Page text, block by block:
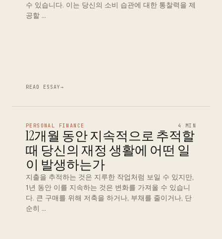
수 있습니다. 이는 당신의 소비 습관에 대한 통찰력을 제
공할 …
READ ESSAY→
PERSONAL FINANCE 4 MIN
12개월 동안 지속적으로 추적할
때 당신의 재정 생활에 어떤 일
이 발생하는가
지출을 추적하는 것은 지루한 작업처럼 보일 수 있지만,
1년 동안 이를 지속하는 것은 변화를 가져올 수 있습니
다. 큰 구매를 위해 저축을 하거나, 부채를 줄이거나, 단
순히 …